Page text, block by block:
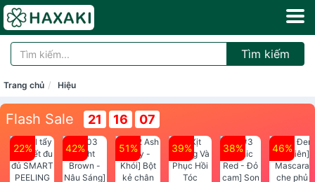
Tìm kiếm
Trang chủ Hiệu
Flash Sale 21 16 07
22% 42% 51% 39% 38% 46%